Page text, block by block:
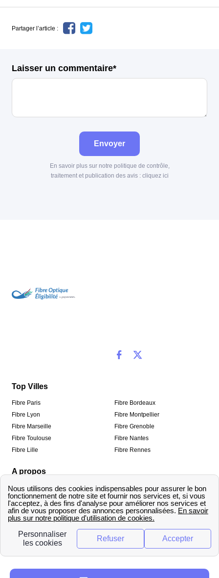
Partager l’article :
Laisser un commentaire*
Envoyer
En savoir plus sur notre politique de contrôle,
traitement et publication des avis : cliquez ici
Top Villes
Fibre Paris
Fibre Lyon
Fibre Marseille
Fibre Toulouse
Fibre Lille
Fibre Bordeaux
Fibre Montpellier
Fibre Grenoble
Fibre Nantes
Fibre Rennes
A propos
Qui sommes-nous ?
Informations de contact
Méthodologie de classement
Mentions légales
Traitement des avis
Copyright © fibre-optique-eligibilite.fr 2026 – Tous
droits réservés